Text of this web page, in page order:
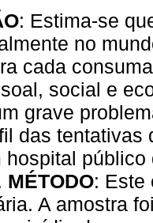
: Estima-se
no
cada
social e
grave
das tentativas
hospital
MÉTODO: Este
A amostra